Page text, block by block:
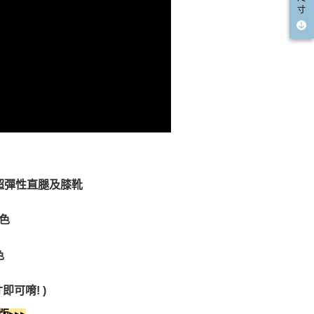
彈性直腿及膝靴
可唷! )
寸